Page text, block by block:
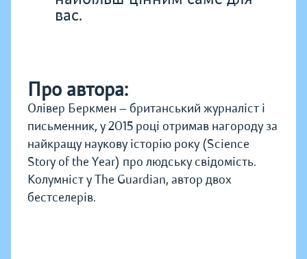
вас.
Про автора:
Олівер Беркмен — британський журналіст і
письменник, у 2015 році отримав нагороду за
найкращу наукову історію року (Science
Story of the Year) про людську свідомість.
Колумніст у The Guardian, автор двох
бестселерів.